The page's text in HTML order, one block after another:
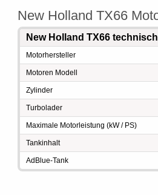
New Holland TX66
New Holland TX66
Motorhersteller
Motoren Modell
Zylinder
Turbolader
Maximale Motorleistung (kW / PS)
Tankinhalt
AdBlue-Tank